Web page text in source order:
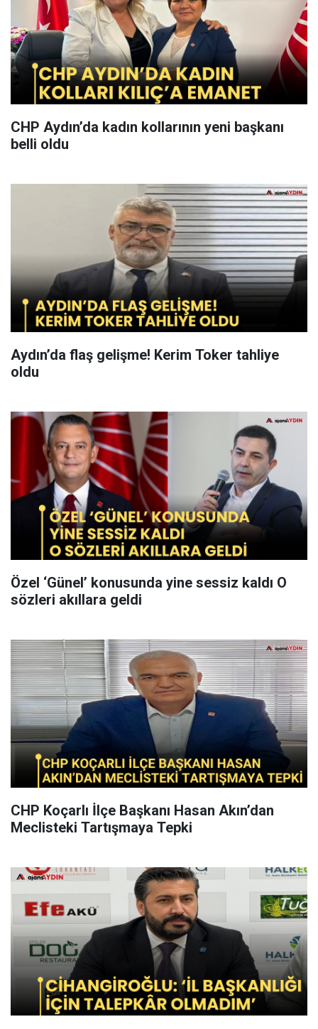
CHP Aydın’da kadın kollarının yeni başkanı
belli oldu
Aydın’da flaş gelişme! Kerim Toker tahliye
oldu
Özel ‘Günel’ konusunda yine sessiz kaldı O
sözleri akıllara geldi
CHP Koçarlı İlçe Başkanı Hasan Akın’dan
Meclisteki Tartışmaya Tepki